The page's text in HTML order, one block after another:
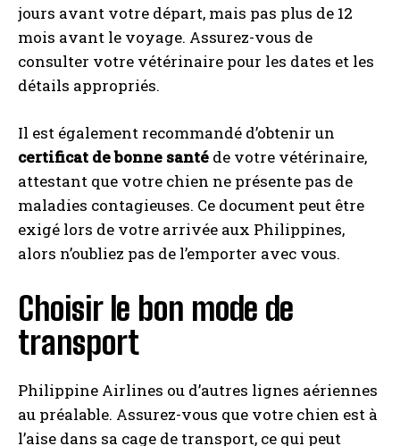
jours avant votre départ, mais pas plus de 12
mois avant le voyage. Assurez-vous de
consulter votre vétérinaire pour les dates et les
détails appropriés.
Il est également recommandé d’obtenir un
certificat de bonne santé de votre vétérinaire,
attestant que votre chien ne présente pas de
maladies contagieuses. Ce document peut être
exigé lors de votre arrivée aux Philippines,
alors n’oubliez pas de l’emporter avec vous.
Choisir le bon mode de
transport
Philippine Airlines ou d’autres lignes aériennes
au préalable. Assurez-vous que votre chien est à
l’aise dans sa cage de transport, ce qui peut